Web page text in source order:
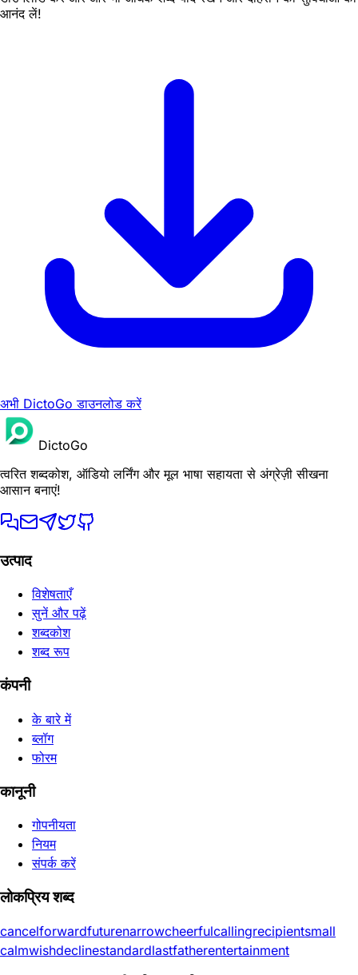
आनंद लें!
अभी DictoGo डाउनलोड करें
DictoGo
त्वरित शब्दकोश, ऑडियो लर्निंग और मूल भाषा सहायता से अंग्रेज़ी सीखना
आसान बनाएं!
उत्पाद
विशेषताएँ
सुनें और पढ़ें
शब्दकोश
शब्द रूप
कंपनी
के बारे में
ब्लॉग
फोरम
कानूनी
गोपनीयता
नियम
संपर्क करें
लोकप्रिय शब्द
cancelforwardfuturenarrowcheerfulcallingrecipientsmall
calmwishdeclinestandardlastfatherentertainment